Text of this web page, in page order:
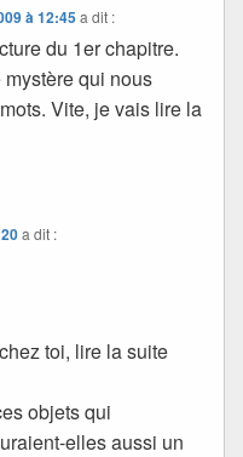
à 12:45 a dit :
du 1er chapitre.
qui nous
Vite, je vais lire la
a dit :
toi, lire la suite
objets qui
elles aussi un